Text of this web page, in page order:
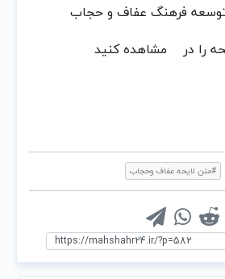
فرهنگ‌ عفاف‌ و حجاب‌
را در
مشاهده کنید
#متن لایحه عفاف وحجاب